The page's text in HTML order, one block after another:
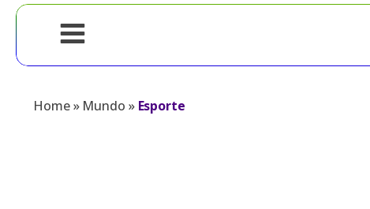
Home» Mundo » Esporte